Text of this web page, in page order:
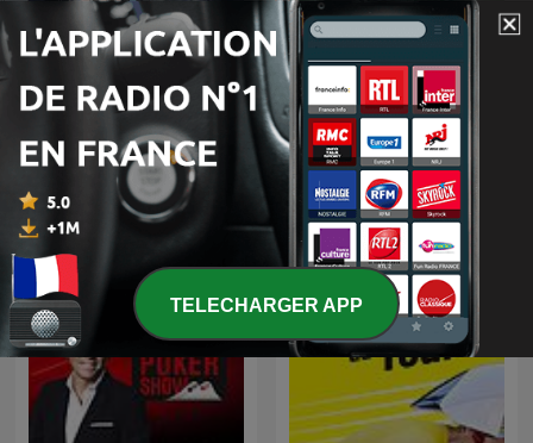
Les nuits du Cazarre
enchaîné
L'Intégrale Sport
TELECHARGER APP